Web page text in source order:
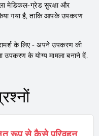
मेडिकल-ग्रेड सुरक्षा और
गया है, ताकि आपके उपकरण
के लिए - अपने उपकरण की
उपकरण के योग्य मामला बनाने दें.